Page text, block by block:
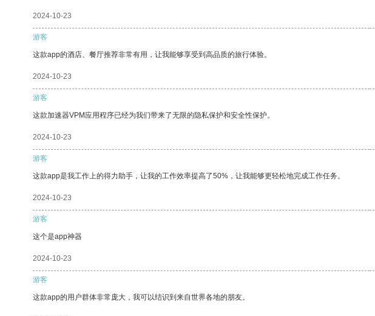
2024-10-23
游客
这款app的酒店、餐厅推荐非常有用，让我能够享受到高品质的旅行体验。
2024-10-23
游客
这款加速器VPM应用程序已经为我们带来了无限的隐私保护和安全性保护。
2024-10-23
游客
这款app是我工作上的得力助手，让我的工作效率提高了50%，让我能够更轻松地完成工作任务。
2024-10-23
游客
这个是app神器
2024-10-23
游客
这款app的用户群体非常庞大，我可以结识到来自世界各地的朋友。